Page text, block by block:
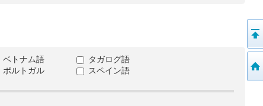
ベトナム語
タガログ語
ポルトガル
スペイン語